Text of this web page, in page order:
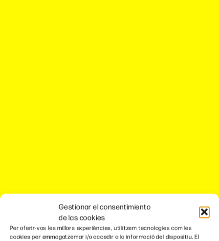
Gestionar el consentimiento
de las cookies
Per oferir-vos les millors experiències, utilitzem tecnologies com les
cookies per emmagatzemar i/o accedir a la informació del dispositiu. El